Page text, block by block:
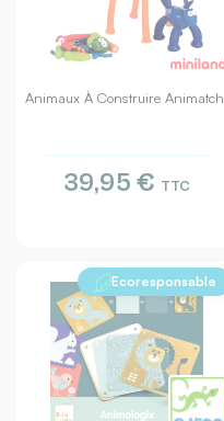
Animaux À Construire Animatch
39,95 € TTC
Ecoresponsable